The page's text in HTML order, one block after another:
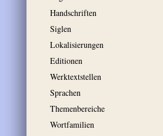
Handschriften
Siglen
Lokalisierungen
Editionen
Werktextstellen
Sprachen
Themenbereiche
Wortfamilien